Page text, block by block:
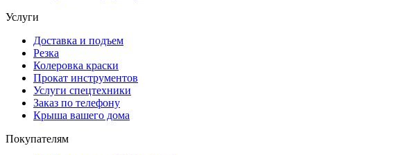
Услуги
Доставка и подъем
Резка
Колеровка краски
Прокат инструментов
Услуги спецтехники
Заказ по телефону
Крыша вашего дома
Покупателям